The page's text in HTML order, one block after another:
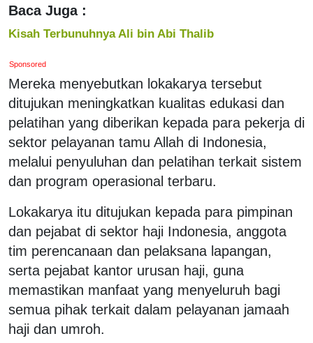
Baca Juga :
Kisah Terbunuhnya Ali bin Abi Thalib
Sponsored
Mereka menyebutkan lokakarya tersebut
ditujukan meningkatkan kualitas edukasi dan
pelatihan yang diberikan kepada para pekerja di
sektor pelayanan tamu Allah di Indonesia,
melalui penyuluhan dan pelatihan terkait sistem
dan program operasional terbaru.
Lokakarya itu ditujukan kepada para pimpinan
dan pejabat di sektor haji Indonesia, anggota
tim perencanaan dan pelaksana lapangan,
serta pejabat kantor urusan haji, guna
memastikan manfaat yang menyeluruh bagi
semua pihak terkait dalam pelayanan jamaah
haji dan umroh.